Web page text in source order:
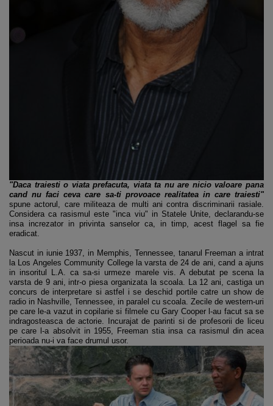
"Daca traiesti o viata prefacuta, viata ta nu are nicio valoare pana
cand nu faci ceva care sa-ti provoace realitatea in care traiesti"
spune actorul, care militeaza de multi ani contra discriminarii rasiale.
Considera ca rasismul este "inca viu" in Statele Unite, declarandu-se
insa increzator in privinta sanselor ca, in timp, acest flagel sa fie
eradicat.
Nascut in iunie 1937, in Memphis, Tennessee, tanarul Freeman a intrat
la Los Angeles Community College la varsta de 24 de ani, cand a ajuns
in insoritul L.A. ca sa-si urmeze marele vis. A debutat pe scena la
varsta de 9 ani, intr-o piesa organizata la scoala. La 12 ani, castiga un
concurs de interpretare si astfel i se deschid portile catre un show de
radio in Nashville, Tennessee, in paralel cu scoala. Zecile de western-uri
pe care le-a vazut in copilarie si filmele cu Gary Cooper l-au facut sa se
indragosteasca de actorie. Incurajat de parinti si de profesorii de liceu
pe care l-a absolvit in 1955, Freeman stia insa ca rasismul din acea
perioada nu-i va face drumul usor.